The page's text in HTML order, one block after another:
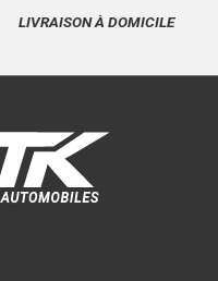
LIVRAISON À DOMICILE